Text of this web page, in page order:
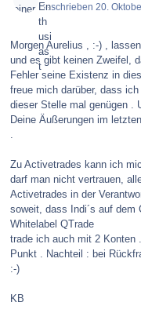
Geschrieben20.
Morgen Aurelius , :-) ,
und es gibt keinen Zweifel,
Fehler seine Existenz in
freue mich darüber, dass
dieser Stelle mal genügen .
Deine Äußerungen im
.
Zu Activetrades kann ich
darf man nicht vertrauen,
Activetrades in der
soweit, dass Indi´s auf dem
Whitelabel QTrade
trade ich auch mit 2 Konten
Punkt . Nachteil : bei
:-)
KB